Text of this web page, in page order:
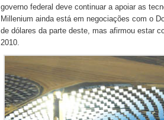
governo federal deve continuar a apoiar as
Millenium ainda está em negociações com o
de dólares da parte deste, mas afirmou estar
2010.